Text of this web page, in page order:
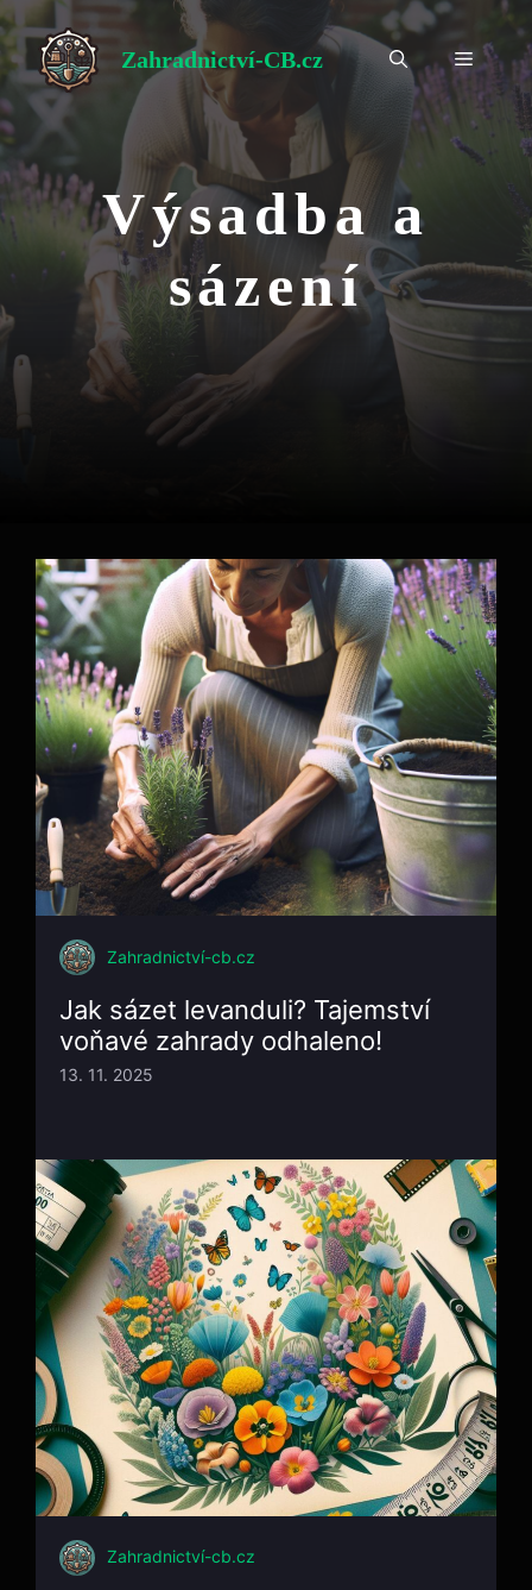
Přeskočit
na
obsah
Zahradnictví-CB.cz Menu
Výsadba a
sázení
Zahradnictví-cb.cz
Jak sázet levanduli? Tajemství
voňavé zahrady odhaleno!
13. 11. 2025
Zahradnictví-cb.cz